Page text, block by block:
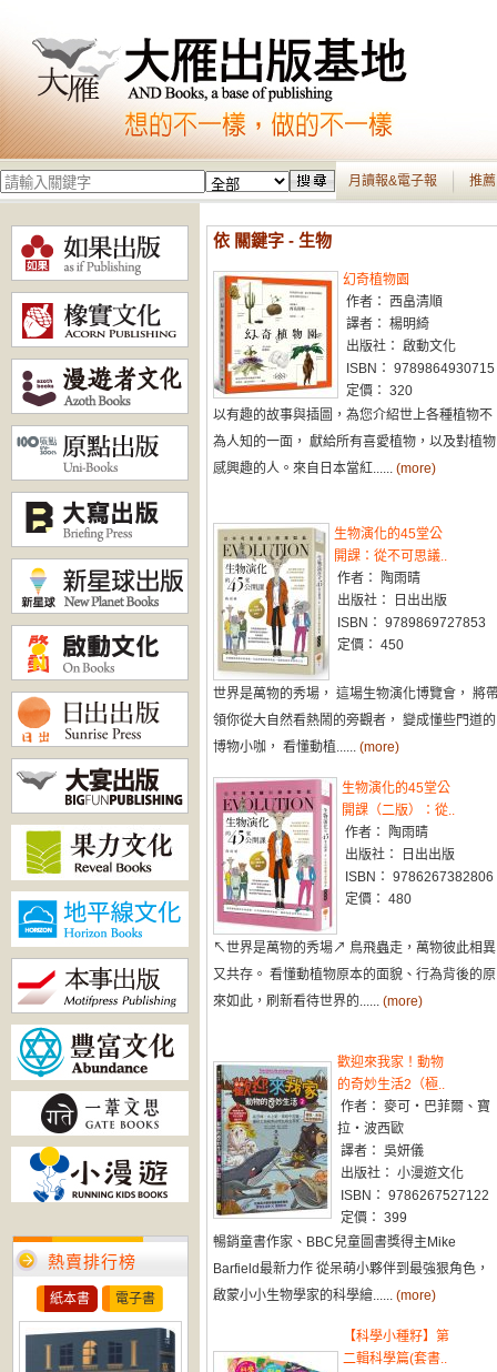
月讀報&電子報 推
熱賣排行榜
紙本書 電子書
依 關鍵字 - 生物
幻奇植物園
作者： 西畠清順
譯者： 楊明綺
出版社： 啟動文化
ISBN： 9789864930715
定價： 320
以有趣的故事與插圖，為您介紹世上各種植物不
為人知的一面， 獻給所有喜愛植物，以及對植物
感興趣的人。來自日本當紅...... (more)
生物演化的45堂公
開課：從不可思議..
作者： 陶雨晴
出版社： 日出出版
ISBN： 9789869727853
定價： 450
世界是萬物的秀場， 這場生物演化博覽會， 將
領你從大自然看熱鬧的旁觀者， 變成懂些門道的
博物小咖， 看懂動植...... (more)
生物演化的45堂公
開課（二版）：從..
作者： 陶雨晴
出版社： 日出出版
ISBN： 9786267382806
定價： 480
↖世界是萬物的秀場↗ 鳥飛蟲走，萬物彼此相異
又共存。 看懂動植物原本的面貌、行為背後的原
來如此，刷新看待世界的...... (more)
歡迎來我家！動物
的奇妙生活2（極..
作者： 麥可・巴菲爾、寶
拉・波西歐
譯者： 吳妍儀
出版社： 小漫遊文化
ISBN： 9786267527122
定價： 399
暢銷童書作家、BBC兒童圖書獎得主Mike
Barfield最新力作 從呆萌小夥伴到最強狠角色，
啟蒙小小生物學家的科學繪...... (more)
【科學小種籽】第
二輯科學篇(套書..